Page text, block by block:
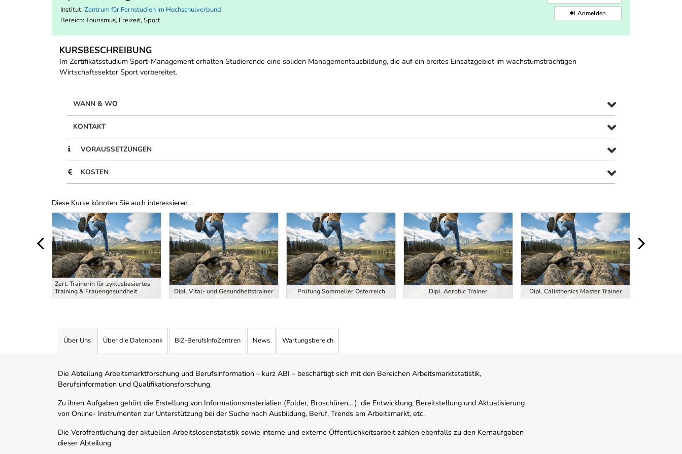
Institut: Zentrum für Fernstudien im Hochschulverbund
Bereich: Tourismus, Freizeit, Sport
Anmelden
KURSBESCHREIBUNG
Im Zertifikatsstudium Sport-Management erhalten Studierende eine soliden Managementausbildung, die auf ein breites Einsatzgebiet im wachstumsträchtigen
Wirtschaftssektor Sport vorbereitet.
WANN & WO
KONTAKT
VORAUSSETZUNGEN
KOSTEN
Diese Kurse könnten Sie auch interessieren ...
Uber Weiterbildungsvorschläge
Zert. Trainerin für zyklusbasiertes
Training & Frauengesundheit
Dipl. Vital- und Gesundheitstrainer Prüfung Sommelier Österreich Dipl. Aerobic Trainer Dipl. Calisthenics Master Trainer
Über Uns Über die Datenbank BIZ-BerufsInfoZentren News Wartungsbereich
Die Abteilung Arbeitsmarktforschung und Berufsinformation – kurz ABI – beschäftigt sich mit den Bereichen Arbeitsmarktstatistik,
Berufsinformation und Qualifikationsforschung.
Zu ihren Aufgaben gehört die Erstellung von Informationsmaterialien (Folder, Broschüren,…), die Entwicklung, Bereitstellung und Aktualisierung
von Online- Instrumenten zur Unterstützung bei der Suche nach Ausbildung, Beruf, Trends am Arbeitsmarkt, etc.
Die Veröffentlichung der aktuellen Arbeitslosenstatistik sowie interne und externe Öffentlichkeitsarbeit zählen ebenfalls zu den Kernaufgaben
dieser Abteilung.